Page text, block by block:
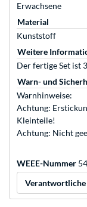
Erwachsene
Material
Kunststoff
Weitere
Der fertige Set ist
Warn- und
Warnhinweise:
Achtung:
Kleinteile!
Achtung: Nicht
WEEE-Nummer
Verantwortliche